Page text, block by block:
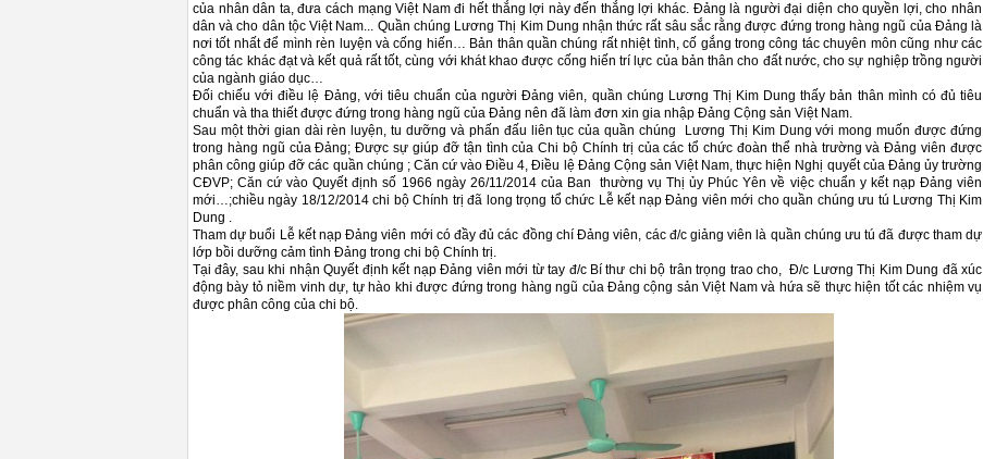
của nhân dân ta, đưa cách mạng Việt Nam đi hết thắng lợi này đến thắng lợi khác. Đảng là người đại diện cho quyền lợi, cho nhân
dân và cho dân tộc Việt Nam... Quần chúng Lương Thị Kim Dung nhận thức rất sâu sắc rằng được đứng trong hàng ngũ của Đảng là
nơi tốt nhất để mình rèn luyện và cống hiến… Bản thân quần chúng rất nhiệt tình, cố gắng trong công tác chuyên môn cũng như các
công tác khác đạt và kết quả rất tốt, cùng với khát khao được cống hiến trí lực của bản thân cho đất nước, cho sự nghiệp trồng người
của ngành giáo dục…
Đối chiếu với điều lệ Đảng, với tiêu chuẩn của người Đảng viên, quần chúng Lương Thị Kim Dung thấy bản thân mình có đủ tiêu
chuẩn và tha thiết được đứng trong hàng ngũ của Đảng nên đã làm đơn xin gia nhập Đảng Cộng sản Việt Nam.
Sau một thời gian dài rèn luyện, tu dưỡng và phấn đấu liên tục của quần chúng Lương Thị Kim Dung với mong muốn được đứng
trong hàng ngũ của Đảng; Được sự giúp đỡ tận tình của Chi bộ Chính trị của các tổ chức đoàn thể nhà trường và Đảng viên được
phân công giúp đỡ các quần chúng ; Căn cứ vào Điều 4, Điều lệ Đảng Cộng sản Việt Nam, thực hiện Nghị quyết của Đảng ủy trường
CĐVP; Căn cứ vào Quyết định số 1966 ngày 26/11/2014 của Ban thường vụ Thị ủy Phúc Yên về việc chuẩn y kết nạp Đảng viên
mới…;chiều ngày 18/12/2014 chi bộ Chính trị đã long trọng tổ chức Lễ kết nạp Đảng viên mới cho quần chúng ưu tú Lương Thị Kim
Dung .
Tham dự buổi Lễ kết nạp Đảng viên mới có đầy đủ các đồng chí Đảng viên, các đ/c giảng viên là quần chúng ưu tú đã được tham dự
lớp bồi dưỡng cảm tình Đảng trong chi bộ Chính trị.
Tại đây, sau khi nhận Quyết định kết nạp Đảng viên mới từ tay đ/c Bí thư chi bộ trân trọng trao cho, Đ/c Lương Thị Kim Dung đã xúc
động bày tỏ niềm vinh dự, tự hào khi được đứng trong hàng ngũ của Đảng cộng sản Việt Nam và hứa sẽ thực hiện tốt các nhiệm vụ
được phân công của chi bộ.